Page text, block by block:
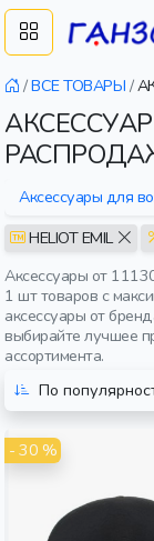
/ВСЕ ТОВАРЫ /
Аксессуары для
HELIOT EMIL
Аксессуары от
1 шт товаров с
аксессуары от
выбирайте лучшее
ассортимента.
По
- 30 %